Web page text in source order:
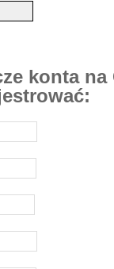
konta na